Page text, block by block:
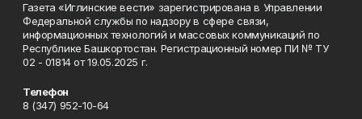
Газета «Иглинские вести» зарегистрирована в Управлении
Федеральной службы по надзору в сфере связи,
информационных технологий и массовых коммуникаций по
Республике Башкортостан. Регистрационный номер ПИ № ТУ
02 - 01814 от 19.05.2025 г.
Телефон
8 (347) 952-10-64